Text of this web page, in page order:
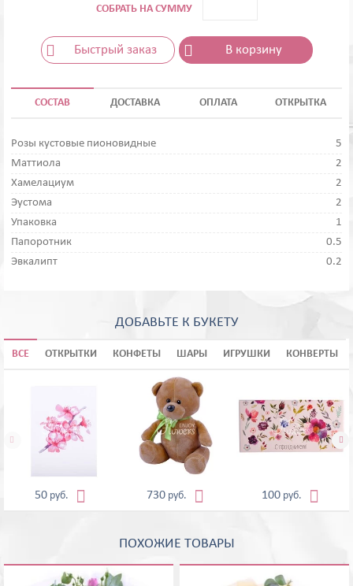
СОБРАТЬ НА СУММУ
Быстрый заказ В корзину
СОСТАВ ДОСТАВКА ОПЛАТА ОТКРЫТКА
Розы кустовые пионовидные
5
Маттиола
2
Хамелациум
2
Эустома
2
Упаковка
1
Папоротник
0.5
Эвкалипт
0.2
ДОБАВЬТЕ К БУКЕТУ
ВСЕ ОТКРЫТКИ КОНФЕТЫ ШАРЫ ИГРУШКИ КОНВЕРТЫ
50 руб.  730 руб.  100 руб. 
 
ПОХОЖИЕ ТОВАРЫ